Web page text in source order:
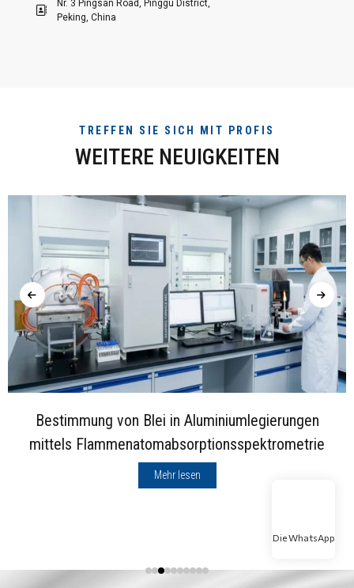
Nr. 3 Pingsan Road, Pinggu District,
Peking, China
TREFFEN SIE SICH MIT PROFIS
WEITERE NEUIGKEITEN
Bestimmung von Blei in Aluminiumlegierungen
mittels Flammenatomabsorptionsspektrometrie
Mehr lesen
Die WhatsApp